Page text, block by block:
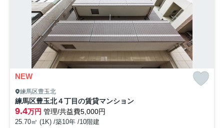
NEW
練馬区豊玉北
練馬区豊玉北４丁目の賃貸マンション
9.4万円 管理/共益費5,000円
25.70㎡ (1K) /築10年 /10階建